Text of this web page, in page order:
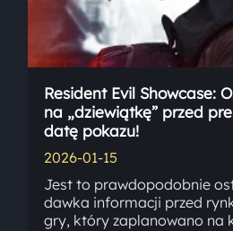
Resident Evil Showcase:
na „dziewiątkę” przed
datę pokazu!
2026-01-15
Jest to prawdopodobnie
dawka informacji przed
gry, który zaplanowano na